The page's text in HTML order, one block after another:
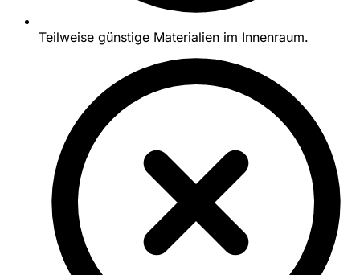
Teilweise günstige Materialien im Innenraum.